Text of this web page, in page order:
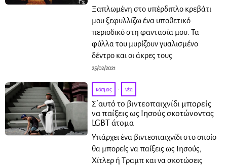
Ξαπλωμένη στο υπέρδιπλο κρεβάτι
μου ξεφυλλίζω ένα υποθετικό
περιοδικό στη φαντασία μου. Τα
φύλλα του μυρίζουν γυαλισμένο
δέντρο και οι άκρες τους
25/02/2021
κόσμος · νέα
Σ΄αυτό το βιντεοπαιχνίδι μπορείς
να παίξεις ως Iησούς σκοτώνοντας
LGBT άτομα
Υπάρχει ένα βιντεοπαιχνίδι στο οποίο
θα μπορείς να παίξεις ως Ιησούς,
Χίτλερ ή Τραμπ και να σκοτώσεις